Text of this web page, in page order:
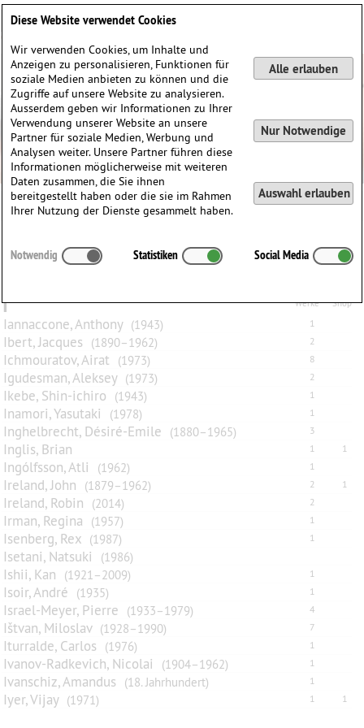
C D I J P
Q
T U Z
I Werke Shop
Iannaccone, Anthony (1943) 1
Ibert, Jacques (1890–1962) 2
Ichmouratov, Airat (1973) 8
Igudesman, Aleksey (1973) 2
Ikebe, Shin-ichiro (1943) 1
Inamori, Yasutaki (1978) 1
Inghelbrecht, Désiré-Emile (1880–1965) 3
Inglis, Brian 1 1
Ingólfsson, Atli (1962) 1
Ireland, John (1879–1962) 2 1
Ireland, Robin (2014) 2
Irman, Regina (1957) 1
Isenberg, Rex (1987) 1
Isetani, Natsuki (1986)
Ishii, Kan (1921–2009) 1
Isoir, André (1935) 1
Israel-Meyer, Pierre (1933–1979) 4
Ištvan, Miloslav (1928–1990) 7
Iturralde, Carlos (1976) 1
Ivanov-Radkevich, Nicolai (1904–1962) 1
Ivanschiz, Amandus (18. Jahrhundert) 1
Iyer, Vijay (1971) 1 1
Diese Website verwendet Cookies
Wir verwenden Cookies, um Inhalte und
Anzeigen zu personalisieren, Funktionen für
soziale Medien anbieten zu können und die
Zugriffe auf unsere Website zu analysieren.
Ausserdem geben wir Informationen zu Ihrer
Verwendung unserer Website an unsere
Partner für soziale Medien, Werbung und
Analysen weiter. Unsere Partner führen diese
Informationen möglicherweise mit weiteren
Daten zusammen, die Sie ihnen
bereitgestellt haben oder die sie im Rahmen
Ihrer Nutzung der Dienste gesammelt haben.
Alle erlauben
Nur Notwendige
Auswahl erlauben
Notwendig Statistiken Social Media